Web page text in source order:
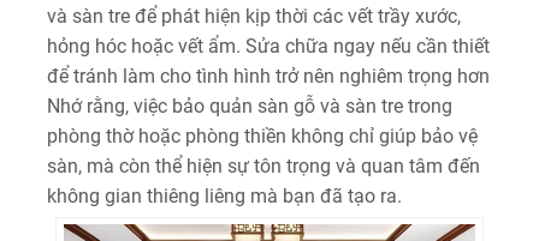
và sàn tre để phát hiện kịp thời các vết trầy xước,
hỏng hóc hoặc vết ẩm. Sửa chữa ngay nếu cần thiết
để tránh làm cho tình hình trở nên nghiêm trọng hơn
Nhớ rằng, việc bảo quản sàn gỗ và sàn tre trong
phòng thờ hoặc phòng thiền không chỉ giúp bảo vệ
sàn, mà còn thể hiện sự tôn trọng và quan tâm đến
không gian thiêng liêng mà bạn đã tạo ra.